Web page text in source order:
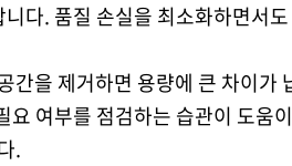
다. 품질 손실을 최소화하면서
간을 제거하면 용량에 큰 차이가
요 여부를 점검하는 습관이 도움
.